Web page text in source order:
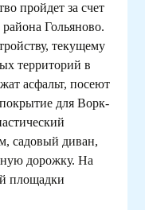
пройдет за счет
Гольяново.
текущему
территорий в
асфальт, посеют
покрытие для Ворк-
садовый диван,
дорожку. На
площадки